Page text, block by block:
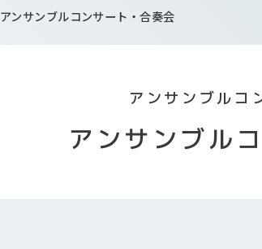
アンサンブルコンサート・合奏会
アンサンブルコ
アンサンブル